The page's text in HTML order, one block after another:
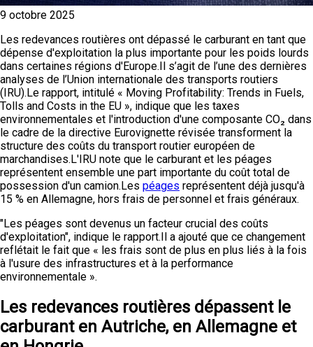
9 octobre 2025
Les redevances routières ont dépassé le carburant en tant que
dépense d'exploitation la plus importante pour les poids lourds
dans certaines régions d'Europe.Il s’agit de l’une des dernières
analyses de l’Union internationale des transports routiers
(IRU).Le rapport, intitulé « Moving Profitability: Trends in Fuels,
Tolls and Costs in the EU », indique que les taxes
environnementales et l'introduction d'une composante CO₂ dans
le cadre de la directive Eurovignette révisée transforment la
structure des coûts du transport routier européen de
marchandises.L'IRU note que le carburant et les péages
représentent ensemble une part importante du coût total de
possession d'un camion.Les péages représentent déjà jusqu'à
15 % en Allemagne, hors frais de personnel et frais généraux.
"Les péages sont devenus un facteur crucial des coûts
d'exploitation", indique le rapport.Il a ajouté que ce changement
reflétait le fait que « les frais sont de plus en plus liés à la fois
à l'usure des infrastructures et à la performance
environnementale ».
Les redevances routières dépassent le
carburant en Autriche, en Allemagne et